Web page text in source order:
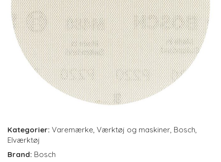
Kategorier: Varemærke, Værktøj og maskiner, Bosch,
Elværktøj
Brand: Bosch